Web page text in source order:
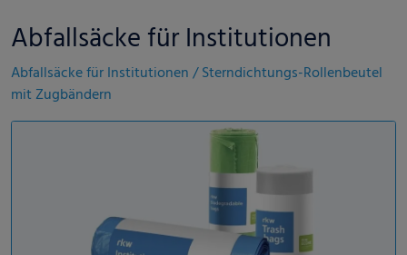
Abfallsäcke für Institutionen
Abfallsäcke für Institutionen / Sterndichtungs-Rollenbeutel
mit Zugbändern